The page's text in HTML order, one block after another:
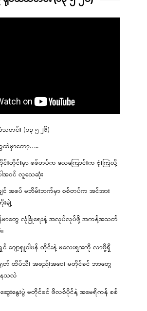
တင်း (၁၃-၅-၂၆)
ထဲမှာတော့…..
ကိုင်းတိုင်းမှာ စစ်တပ်က လေကြောင်းက ဗုံးကြဲလို့
အဝင် လူသေဆုံး
ျင် အစပ် မဘိမ်းဘက်မှာ စစ်တပ်က အင်အား
ချဲ့
န်မာတွေ လုံခြုံရေးနဲ့ အလုပ်လုပ်ဖို့ အကန့်အသတ်
ရှင် ဂျော့ရှူဝါဗန် ထိုင်းနဲ့ မလေးရှားကို လာဖို့ရှိ
တ် ထိပ်သီး အစည်းအဝေး မတိုင်ခင် ဘာတွေ
ေသလဲ
ေးနွေးပွဲ မတိုင်ခင် ဖိလစ်ပိုင်နဲ့ အမေရိကန် စစ်